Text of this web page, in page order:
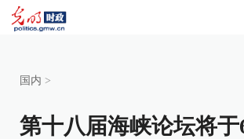
国内 >
第十八届海峡论坛将于